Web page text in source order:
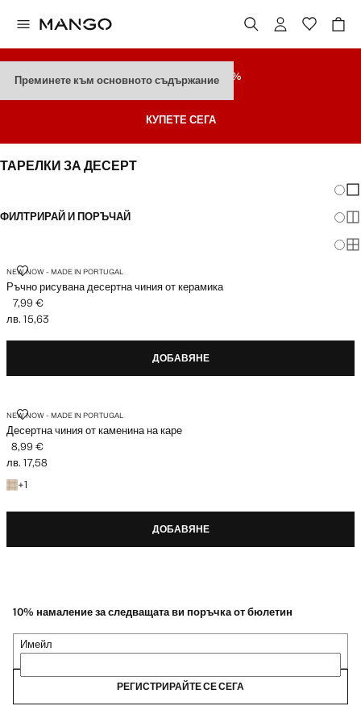
Преминете към основното съдържание
РАЗПРОДАЖБАДО 70%
КУПЕТЕ СЕГА
ТАРЕЛКИ ЗА ДЕСЕРТ
ФИЛТРИРАЙ И ПОРЪЧАЙ
NEW NOW - MADE IN PORTUGAL
Ръчно рисувана десертна чиния от керамика
РЪЧНО РИСУВАНА ДЕСЕРТНА ЧИНИЯ ОТ КЕРАМИКА
Текуща цена [7,99 € лв. 15,63]
7,99 €
лв. 15,63
ДОБАВЯНЕ
NEW NOW - MADE IN PORTUGAL
Десертна чиния от каменина на каре
ДЕСЕРТНА ЧИНИЯ ОТ КАМЕНИНА НА КАРЕ
Текуща цена [8,99 € лв. 17,58]
8,99 €
лв. 17,58
+1
+ 1 цвят
ДОБАВЯНЕ
10% намаление за следващата ви поръчка от бюлетин
Имейл
РЕГИСТРИРАЙТЕ СЕ СЕГА